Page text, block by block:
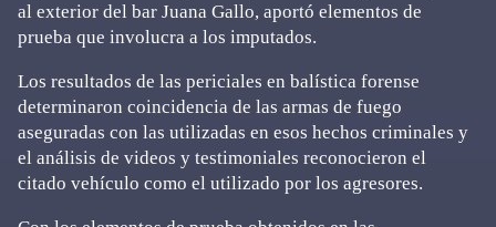
al exterior del bar Juana Gallo, aportó elementos de
prueba que involucra a los imputados.
Los resultados de las periciales en balística forense
determinaron coincidencia de las armas de fuego
aseguradas con las utilizadas en esos hechos criminales y
el análisis de videos y testimoniales reconocieron el
citado vehículo como el utilizado por los agresores.